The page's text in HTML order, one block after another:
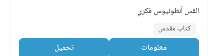
القس أنطونيوس فكري
كتاب مقدس
معلومات تحميل